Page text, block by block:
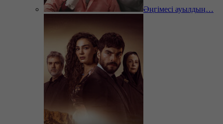
Әңгімесі ауылдың…